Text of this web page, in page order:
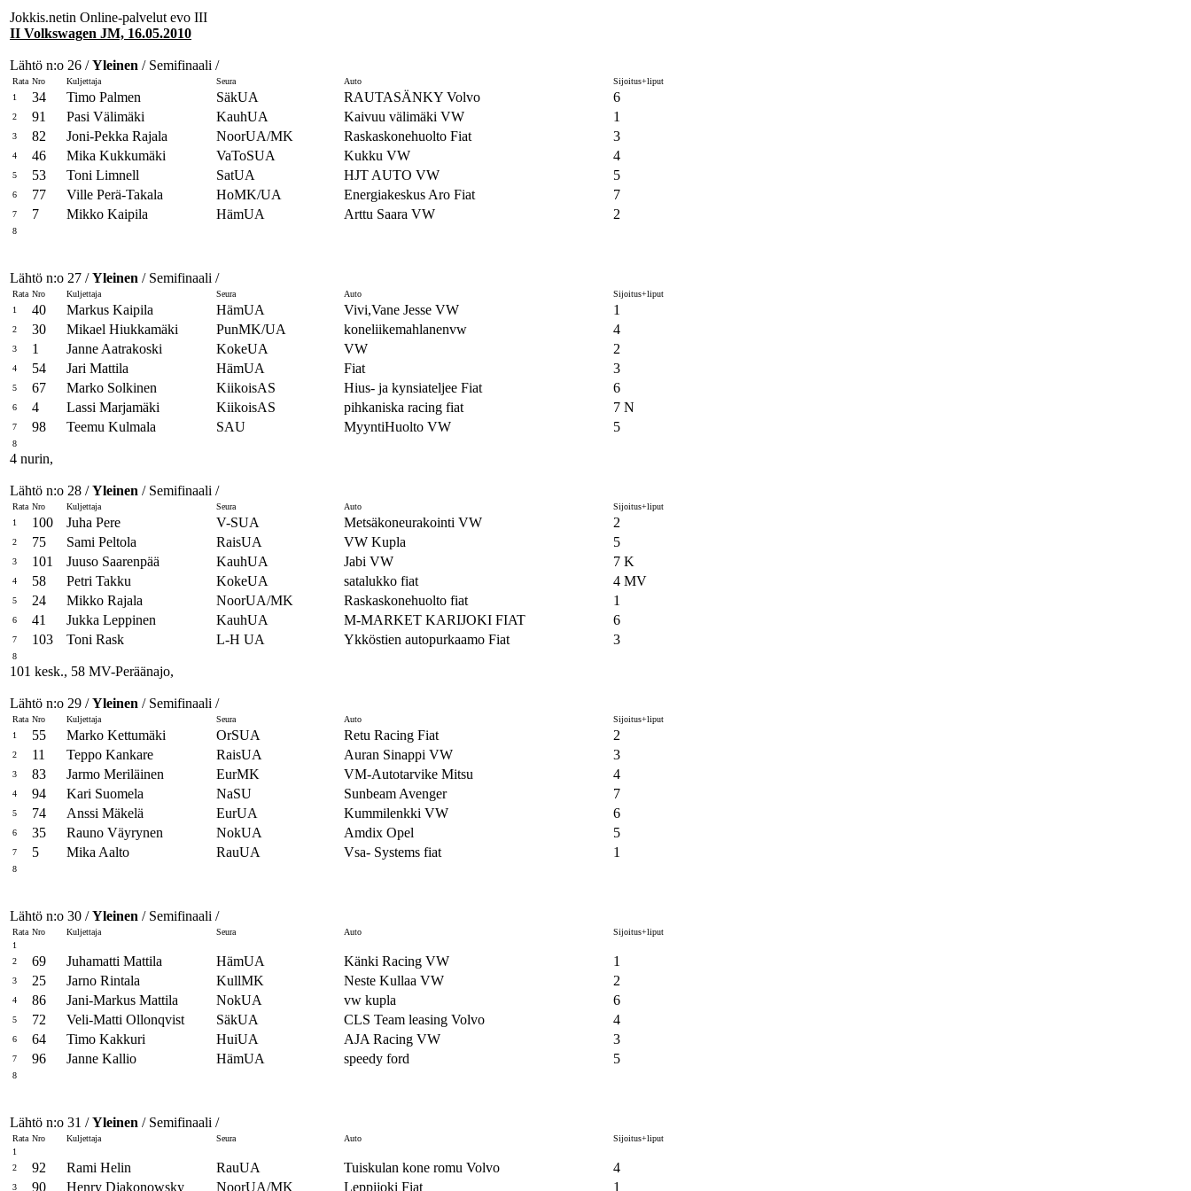
Jokkis.netin Online-palvelut evo III
II Volkswagen JM, 16.05.2010
Lähtö n:o 26 /Yleinen / Semifinaali /
Rata Nro Kuljettaja Seura Auto
Sijoitus+liput
1
34 Timo Palmen SäkUA RAUTASÄNKY Volvo 6
2 91 Pasi Välimäki KauhUA Kaivuu välimäki VW 1
3 82 Joni-Pekka Rajala NoorUA/MK Raskaskonehuolto Fiat 3
4 46 Mika Kukkumäki VaToSUA Kukku VW 4
5 53 Toni Limnell SatUA HJT AUTO VW 5
6 77 Ville Perä-Takala HoMK/UA Energiakeskus Aro Fiat 7
7 7 Mikko Kaipila HämUA Arttu Saara VW 2
8
Lähtö n:o 27 /Yleinen / Semifinaali /
Rata Nro Kuljettaja Seura Auto
Sijoitus+liput
1
40 Markus Kaipila HämUA Vivi,Vane Jesse VW 1
2 30 Mikael Hiukkamäki PunMK/UA koneliikemahlanenvw 4
3 1 Janne Aatrakoski KokeUA VW 2
4 54 Jari Mattila HämUA Fiat 3
5 67 Marko Solkinen KiikoisAS Hius- ja kynsiateljee Fiat 6
6 4 Lassi Marjamäki KiikoisAS pihkaniska racing fiat 7 N
7 98 Teemu Kulmala SAU MyyntiHuolto VW 5
8
4 nurin,
Lähtö n:o 28 /Yleinen / Semifinaali /
Rata Nro Kuljettaja Seura Auto
Sijoitus+liput
1
100 Juha Pere V-SUA Metsäkoneurakointi VW 2
2 75 Sami Peltola RaisUA VW Kupla 5
3 101 Juuso Saarenpää KauhUA Jabi VW 7 K
4 58 Petri Takku KokeUA satalukko fiat 4 MV
5 24 Mikko Rajala NoorUA/MK Raskaskonehuolto fiat 1
6 41 Jukka Leppinen KauhUA M-MARKET KARIJOKI FIAT 6
7 103 Toni Rask L-H UA Ykköstien autopurkaamo Fiat 3
8
101 kesk., 58 MV-Peräänajo,
Lähtö n:o 29 /Yleinen / Semifinaali /
Rata Nro Kuljettaja Seura Auto
Sijoitus+liput
1
55 Marko Kettumäki OrSUA Retu Racing Fiat 2
2 11 Teppo Kankare RaisUA Auran Sinappi VW 3
3 83 Jarmo Meriläinen EurMK VM-Autotarvike Mitsu 4
4 94 Kari Suomela NaSU Sunbeam Avenger 7
5 74 Anssi Mäkelä EurUA Kummilenkki VW 6
6 35 Rauno Väyrynen NokUA Amdix Opel 5
7 5 Mika Aalto RauUA Vsa- Systems fiat 1
8
Lähtö n:o 30 /Yleinen / Semifinaali /
Rata Nro Kuljettaja Seura Auto
Sijoitus+liput
1
2
69 Juhamatti Mattila HämUA Känki Racing VW 1
3 25 Jarno Rintala KullMK Neste Kullaa VW 2
4 86 Jani-Markus Mattila NokUA vw kupla 6
5 72 Veli-Matti Ollonqvist SäkUA CLS Team leasing Volvo 4
6 64 Timo Kakkuri HuiUA AJA Racing VW 3
7 96 Janne Kallio HämUA speedy ford 5
8
Lähtö n:o 31 /Yleinen / Semifinaali /
Rata Nro Kuljettaja Seura Auto
Sijoitus+liput
1
2
92 Rami Helin RauUA Tuiskulan kone romu Volvo 4
3 90 Henry Djakonowsky NoorUA/MK Leppijoki Fiat 1